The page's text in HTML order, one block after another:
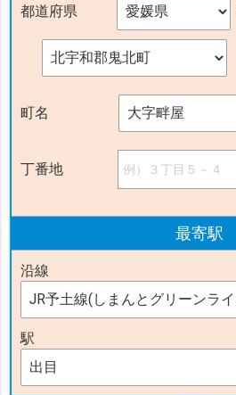
都道府県
町名
丁番地
最寄駅
沿線
駅